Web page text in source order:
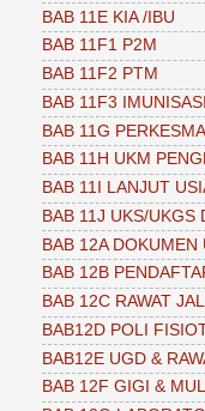
BAB 11E KIA /IBU
BAB 11F1 P2M
BAB 11F2 PTM
BAB 11F3
BAB 11G
BAB 11H UKM
BAB 11I LANJUT
BAB 11J UKS/UKGS
BAB 12A DOKUMEN
BAB 12B
BAB 12C RAWAT
BAB12D POLI
BAB12E UGD &
BAB 12F GIGI &